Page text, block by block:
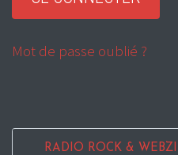
Mot de passe oublié ?
RADIO ROCK &